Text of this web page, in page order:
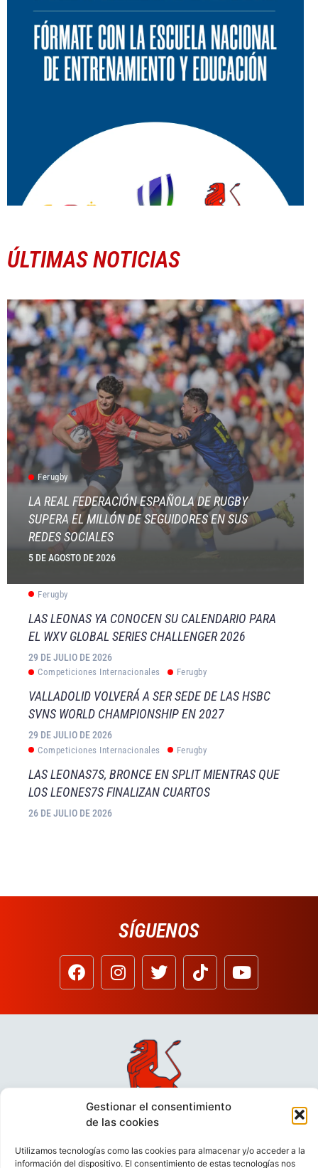
Gestionar el consentimiento
de las cookies
Utilizamos tecnologías como las cookies para almacenar y/o acceder a la
información del dispositivo. El consentimiento de estas tecnologías nos
ÚLTIMAS NOTICIAS
Ferugby
LA REAL FEDERACIÓN ESPAÑOLA DE RUGBY
SUPERA EL MILLÓN DE SEGUIDORES EN SUS
REDES SOCIALES
5 DE AGOSTO DE 2026
Ferugby
LAS LEONAS YA CONOCEN SU CALENDARIO PARA
EL WXV GLOBAL SERIES CHALLENGER 2026
29 DE JULIO DE 2026
Competiciones Internacionales Ferugby
VALLADOLID VOLVERÁ A SER SEDE DE LAS HSBC
SVNS WORLD CHAMPIONSHIP EN 2027
29 DE JULIO DE 2026
Competiciones Internacionales Ferugby
LAS LEONAS7S, BRONCE EN SPLIT MIENTRAS QUE
LOS LEONES7S FINALIZAN CUARTOS
26 DE JULIO DE 2026
SÍGUENOS